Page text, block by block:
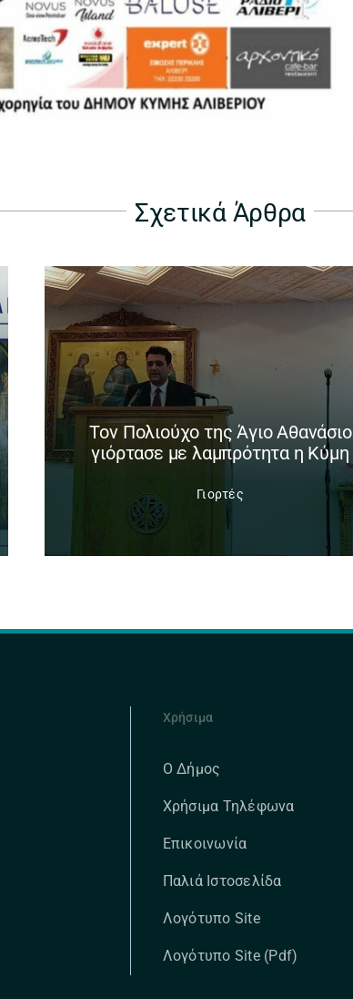
Σχετικά Άρθρα
Tον Πολιούχο της Άγιο Αθανάσιο
γιόρτασε με λαμπρότητα η Κύμη
Γιορτές
Χρήσιμα
Ο Δήμος
Χρήσιμα Τηλέφωνα
Επικοινωνία
Παλιά Ιστοσελίδα
Λογότυπο Site
Λογότυπο Site (pdf)